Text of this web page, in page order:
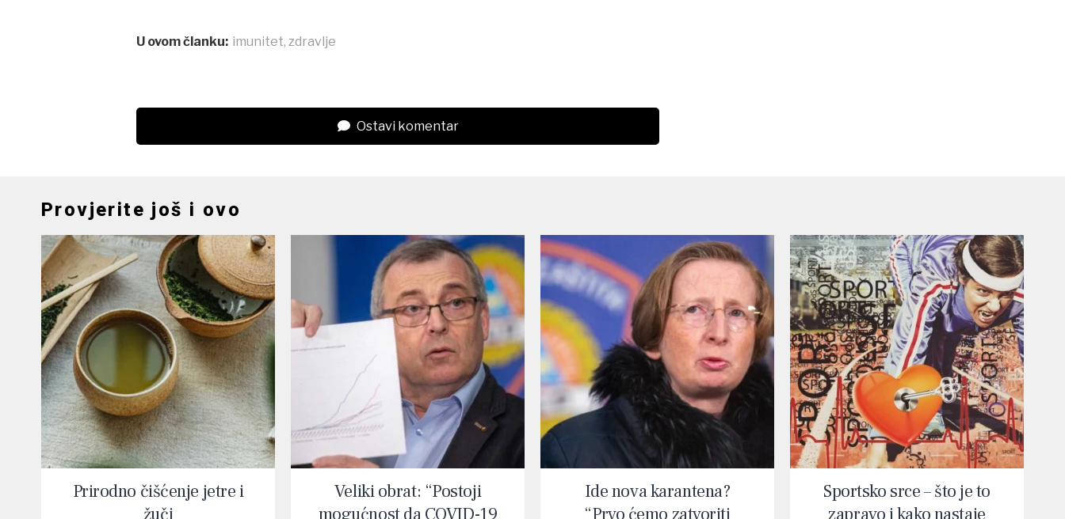
U ovom članku: imunitet, zdravlje
Ostavi komentar
Provjerite još i ovo
Prirodno čišćenje jetre i
žuči
Veliki obrat: “Postoji
mogućnost da COVID-19
Ide nova karantena?
“Prvo ćemo zatvoriti
Sportsko srce – što je to
zapravo i kako nastaje